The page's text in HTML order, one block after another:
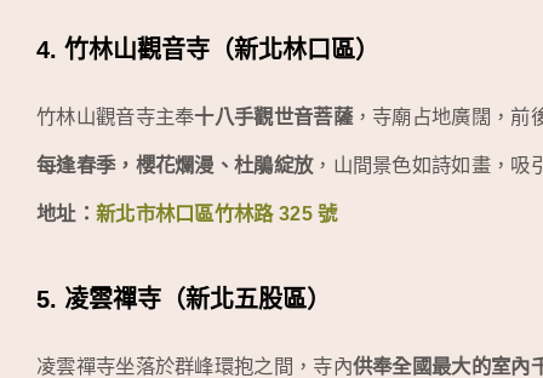
4. 竹林山觀音寺（新北林口區）
竹林山觀音寺主奉十八手觀世音菩薩，寺廟占地廣闊，前
每逢春季，櫻花爛漫、杜鵑綻放，山間景色如詩如畫，吸
地址： 新北市林口區竹林路 325 號
5. 凌雲禪寺（新北五股區）
凌雲禪寺坐落於群峰環抱之間，寺內供奉全國最大的室內